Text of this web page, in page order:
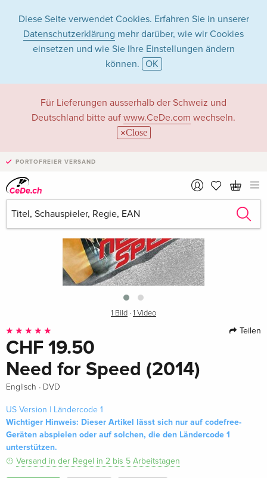
Diese Seite verwendet Cookies. Erfahren Sie in unserer
Datenschutzerklärung mehr darüber, wie wir Cookies
einsetzen und wie Sie Ihre Einstellungen ändern
können. OK
Für Lieferungen ausserhalb der Schweiz und
Deutschland bitte auf www.CeDe.com wechseln.
Close
PORTOFREIER VERSAND
›
1 Bild · 1 Video
Teilen
CHF 19.50
Need for Speed (2014)
Englisch · DVD
US Version | Ländercode 1
Wichtiger Hinweis: Dieser Artikel lässt sich nur auf codefree-
Geräten abspielen oder auf solchen, die den Ländercode 1
unterstützen.
Versand in der Regel in 2 bis 5 Arbeitstagen